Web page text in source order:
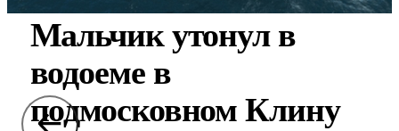
Мальчик утонул в
водоеме в
подмосковном Клину